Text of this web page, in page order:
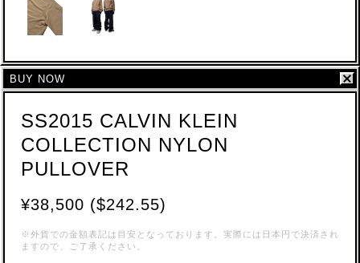
BUY NOW
SS2015 CALVIN KLEIN
COLLECTION NYLON
PULLOVER
¥38,500 ($242.55)
※外貨での金額表記は目安となっております。実際には日本円で決済され
ますので、ご了承ください。